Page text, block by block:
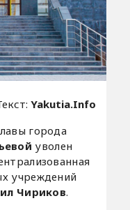
Yakutia.Info
города
уволен
учреждений
Чириков.